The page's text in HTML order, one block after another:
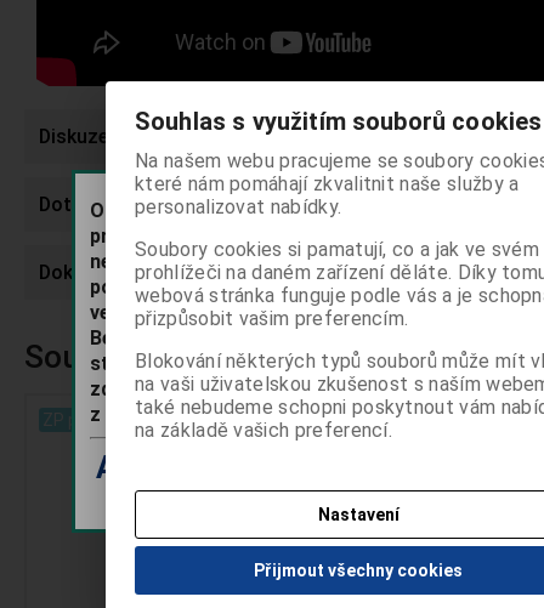
Diskuze
Dotaz na výrobek
Dokumentace produktu
Související zboží:
ZP pro odborníky
Oddělení Pro stomatology je určeno odborným
pracovníkům ve zdravotnictví a informace zde
nejsou určeny pro laickou veřejnost.
používání těchto stránek potvrzujete, že jste
ve smyslu §2a zákona č. 40/1995 Sb. o regulaci
Beru na vědomí, že informace obsažené dále na
stránkách nejsou určeny laické veřejnosti, nýbrž
zdravotnickým odborníkům, a to se všemi riziky
z toho plynoucími pro laickou veřejnost.
ANO POTVRZUJI
NEJSEM
Souhlas s využitím souborů cookies
Na našem webu pracujeme se soubory
které nám pomáhají zkvalitnit naše služby a
personalizovat nabídky.
Soubory cookies si pamatují, co a jak ve svém
prohlížeči na daném zařízení děláte. Díky
webová stránka funguje podle vás a je
přizpůsobit vašim preferencím.
Blokování některých typů souborů může mít
na vaši uživatelskou zkušenost s naším
také nebudeme schopni poskytnout vám
na základě vašich preferencí.
Nastavení
Přijmout všechny cookies